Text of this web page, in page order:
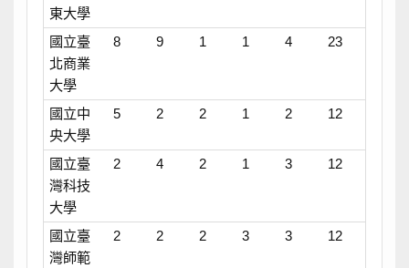
東大學
國立臺
北商業
大學
8 9 1 1 4 23
國立中
央大學
5 2 2 1 2 12
國立臺
灣科技
大學
2 4 2 1 3 12
國立臺
灣師範
2 2 2 3 3 12